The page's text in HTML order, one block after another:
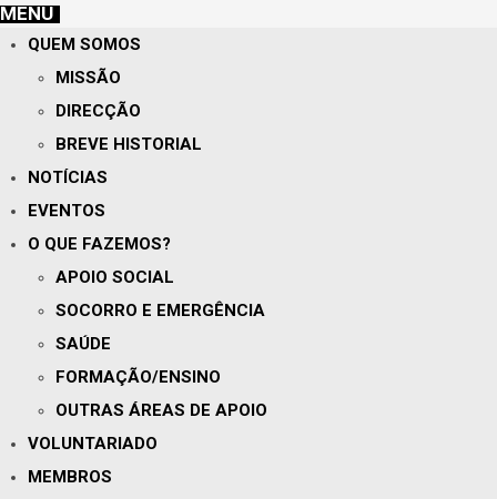
MENU
QUEM SOMOS
MISSÃO
DIRECÇÃO
BREVE HISTORIAL
NOTÍCIAS
EVENTOS
O QUE FAZEMOS?
APOIO SOCIAL
SOCORRO E EMERGÊNCIA
SAÚDE
FORMAÇÃO/ENSINO
OUTRAS ÁREAS DE APOIO
VOLUNTARIADO
MEMBROS